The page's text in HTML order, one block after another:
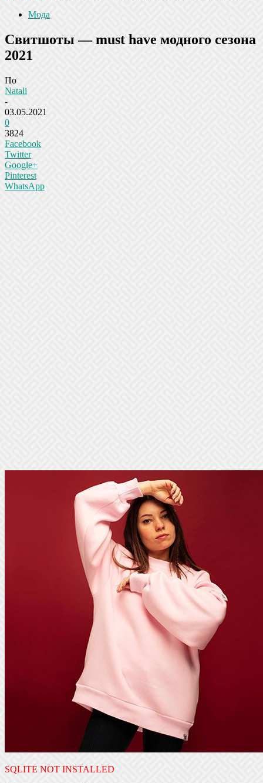
Мода
Свитшоты ― must have модного сезона
2021
По
Natali
-
03.05.2021
0
3824
Facebook
Twitter
Google+
Pinterest
WhatsApp
SQLITE NOT INSTALLED